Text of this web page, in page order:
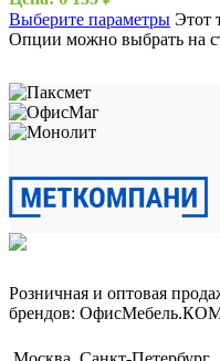
Выберите параметры Этот
Опции можно выбрать на
Розничная и оптовая
брендов: